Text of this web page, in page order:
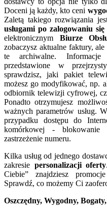
Doceni ją każdy, kto ceni
Zaletą takiego rozwiązania
usługami po zalogowaniu
elektronicznym Biurze
zobaczysz aktualne faktury,
te archiwalne.
przedstawione w
sprawdzisz, jaki pakiet
możesz go modyfikować, np.
odbiornik telewizji cyfrowej,
Ponadto otrzymujesz
ważnych parametrów usług.
przypadku dostępu do
komórkowej - blokowanie
zastrzeżenie numeru.
Kilka usług od jednego
zakresie personalizacji oferty
Ciebie” znajdziesz
Sprawdź, co możemy Ci
Oszczędny, Wygodny,